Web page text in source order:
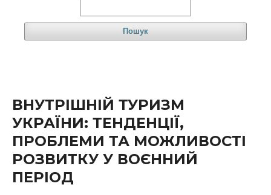
Пошук
ВНУТРІШНІЙ ТУРИЗМ
УКРАЇНИ: ТЕНДЕНЦІЇ,
ПРОБЛЕМИ ТА МОЖЛИВОСТІ
РОЗВИТКУ У ВОЄННИЙ
ПЕРІОД